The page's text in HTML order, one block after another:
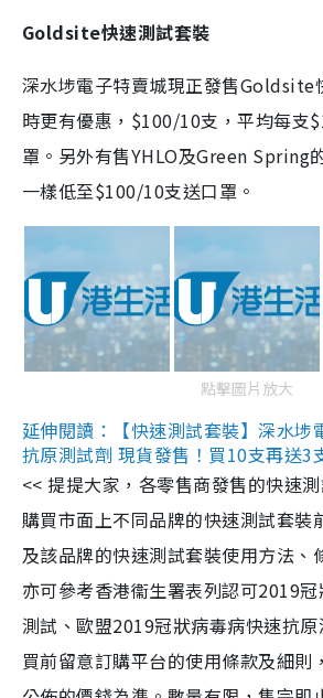
Goldsite快速測試套裝
深水埗電子特賣城現正發售Goldsite
時更有優惠，$100/10支，平均每支
罩。另外有售YHLO及Green Spring
一樣低至$100/10支送口罩。
點擊圖片放大
延伸閱讀：【快速測試套裝】深水埗
抗原測試劑 現貨發售！買10支再送3
<< 提提大家，各零售商發售的快速
購買市面上不同品牌的快速測試套裝
及該品牌的快速測試套裝使用方法、
亦可參考香港衞生署表列認可2019
測試、歐盟2019冠狀病毒病快速抗
買前留意訂購平台的使用條款及細則